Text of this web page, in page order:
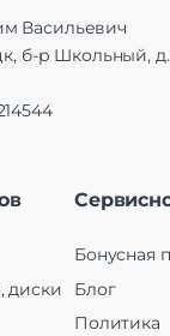
Васильевич
б-р Школьный, д.
диски
Бонусная
Блог
Политика